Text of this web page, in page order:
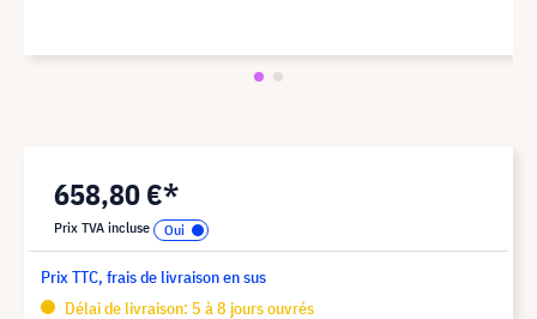
658,80 €*
Prix TVA incluse
Prix TTC, frais de livraison en sus
Délai de livraison: 5 à 8 jours ouvrés